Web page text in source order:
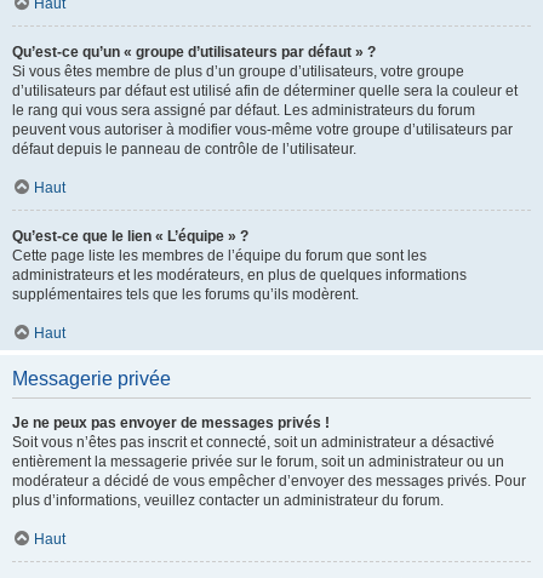
Haut
Qu’est-ce qu’un « groupe d’utilisateurs par défaut » ?
Si vous êtes membre de plus d’un groupe d’utilisateurs, votre groupe
d’utilisateurs par défaut est utilisé afin de déterminer quelle sera la couleur et
le rang qui vous sera assigné par défaut. Les administrateurs du forum
peuvent vous autoriser à modifier vous-même votre groupe d’utilisateurs par
défaut depuis le panneau de contrôle de l’utilisateur.
Haut
Qu’est-ce que le lien « L’équipe » ?
Cette page liste les membres de l’équipe du forum que sont les
administrateurs et les modérateurs, en plus de quelques informations
supplémentaires tels que les forums qu’ils modèrent.
Haut
Messagerie privée
Je ne peux pas envoyer de messages privés !
Soit vous n’êtes pas inscrit et connecté, soit un administrateur a désactivé
entièrement la messagerie privée sur le forum, soit un administrateur ou un
modérateur a décidé de vous empêcher d’envoyer des messages privés. Pour
plus d’informations, veuillez contacter un administrateur du forum.
Haut